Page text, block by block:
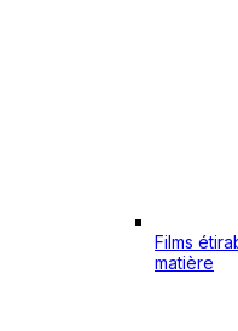
Films
matière